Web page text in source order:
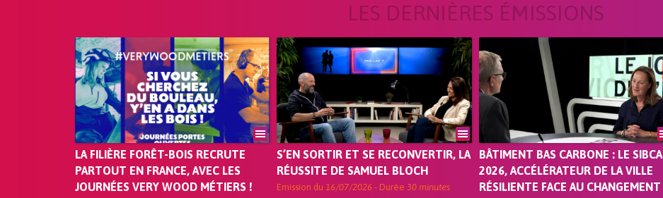
LES DERNIÈRES ÉMISSIONS
LA FILIÈRE FORÊT-BOIS RECRUTE
PARTOUT EN FRANCE, AVEC LES
JOURNÉES VERY WOOD MÉTIERS !
S’EN SORTIR ET SE RECONVERTIR, LA
RÉUSSITE DE SAMUEL BLOCH
Emission du16/07/2026 - Durée30 minutes
BÂTIMENT BAS CARBONE : LE SIBCA
2026, ACCÉLÉRATEUR DE LA VILLE
RÉSILIENTE FACE AU CHANGEMENT